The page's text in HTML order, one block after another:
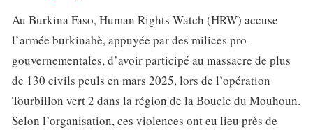
Au Burkina Faso, Human Rights Watch (HRW) accuse
l’armée burkinabè, appuyée par des milices pro-
gouvernementales, d’avoir participé au massacre de plus
de 130 civils peuls en mars 2025, lors de l’opération
Tourbillon vert 2 dans la région de la Boucle du Mouhoun.
Selon l’organisation, ces violences ont eu lieu près de